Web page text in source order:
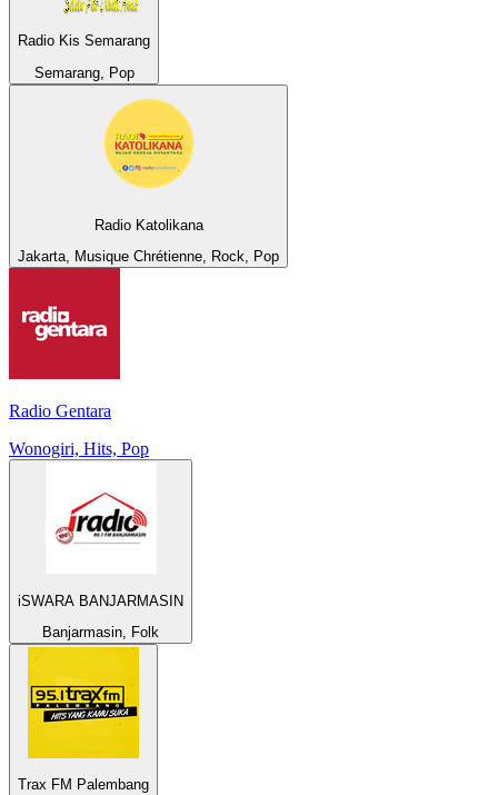
Radio Kis Semarang
Semarang, Pop
Radio Katolikana
Jakarta, Musique Chrétienne, Rock, Pop
Radio Gentara
Wonogiri, Hits, Pop
iSWARA BANJARMASIN
Banjarmasin, Folk
Trax FM Palembang